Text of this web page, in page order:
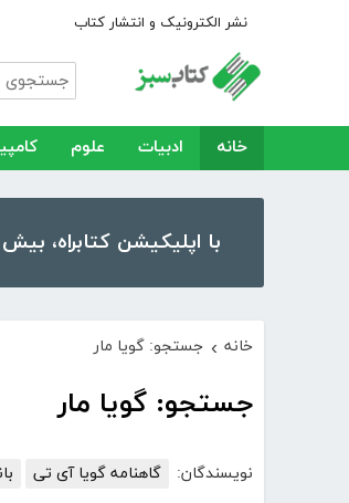
نشر الکترونیک و انتشار کتاب
خانه ادبیات علوم
با اپلیکیشن کتابراه، بیش از ۵۰،۰۰۰ کتاب، کتاب صوتی و رمان را در موبایل و تبلت خود
خانه › جستجو: گویا مار
جستجو: گویا مار
نویسندگان: گاهنامه گویا آی تی